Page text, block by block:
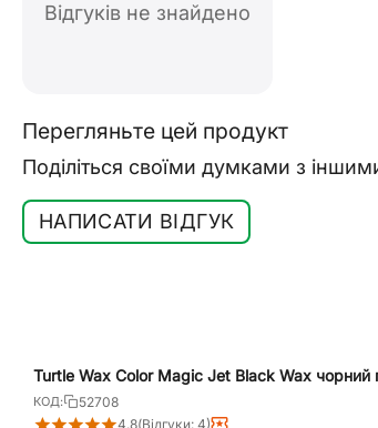
Відгуків не знайдено
Перегляньте цей продукт
Поділіться своїми думками з
НАПИСАТИ ВІДГУК
Turtle Wax Color Magic Jet Black Wax чорний
КОД:
52708
4.8(Відгуки: 4)